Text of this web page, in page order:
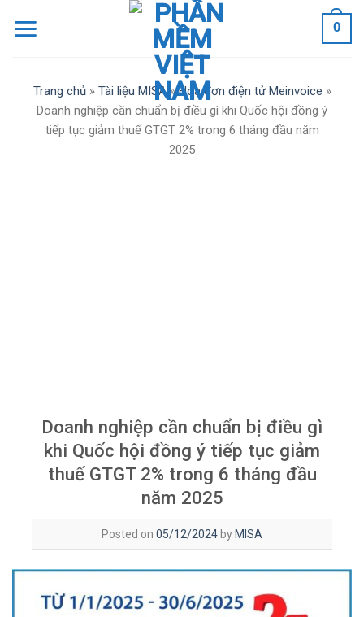
0
Trang chủ» Tài liệu MISA»Hóa đơn điện tử Meinvoice »
Doanh nghiệp cần chuẩn bị điều gì khi Quốc hội đồng ý
tiếp tục giảm thuế GTGT 2% trong 6 tháng đầu năm
2025
Doanh nghiệp cần chuẩn bị điều gì
khi Quốc hội đồng ý tiếp tục giảm
thuế GTGT 2% trong 6 tháng đầu
năm 2025
Posted on 05/12/2024 by MISA